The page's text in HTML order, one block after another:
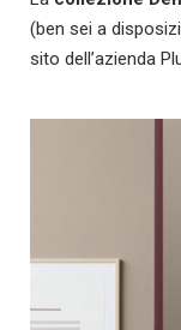
(ben sei a
sito dell’azienda